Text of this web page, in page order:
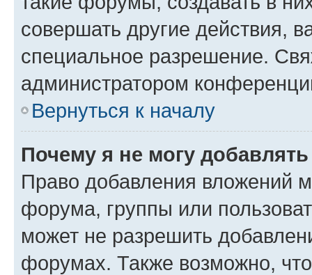
совершать другие действия,
специальное разрешение.
администратором
Вернуться к началу
Почему я не могу
Право добавления вложений
форума, группы или
может не разрешить
форумах. Также возможно,